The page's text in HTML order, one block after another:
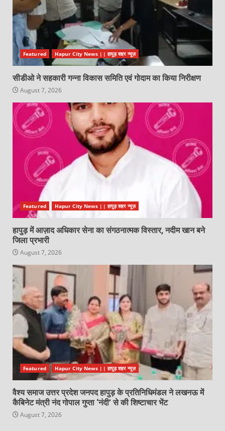
Featured Hapur City News || हापुड़ शहर न्यूज़
सीडीओ ने सहकारी गन्ना विकास समिति एवं गोदाम का किया निरीक्षण
August 7, 2026
Featured Hapur City News || हापुड़ शहर न्यूज़
हापुड़ में आज़ाद अधिकार सेना का संगठनात्मक विस्तार, नदीम खान बने
जिला प्रभारी
August 7, 2026
Featured Hapur City News || हापुड़ शहर न्यूज़
वैश्य समाज उत्तर प्रदेश जनपद हापुड़ के प्रतिनिधिमंडल ने लखनऊ में
कैबिनेट मंत्री नंद गोपाल गुप्ता ‘नंदी’ से की शिष्टाचार भेंट
August 7, 2026